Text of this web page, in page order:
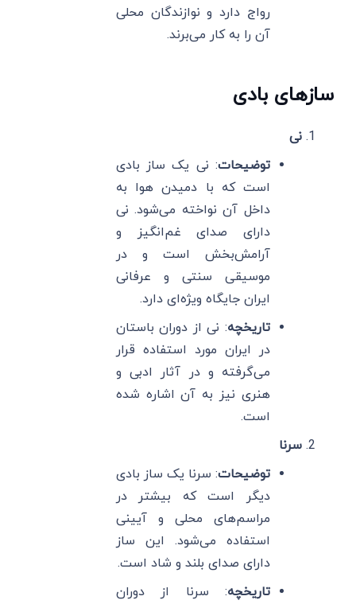
رواج دارد و نوازندگان محلی
آن را به کار می‌برند.
سازهای بادی
نی
توضیحات: نی یک ساز بادی
است که با دمیدن هوا به
داخل آن نواخته می‌شود. نی
دارای صدای غم‌انگیز و
آرامش‌بخش است و در
موسیقی سنتی و عرفانی
ایران جایگاه ویژه‌ای دارد.
تاریخچه: نی از دوران باستان
در ایران مورد استفاده قرار
می‌گرفته و در آثار ادبی و
هنری نیز به آن اشاره شده
است.
سرنا
توضیحات: سرنا یک ساز بادی
دیگر است که بیشتر در
مراسم‌های محلی و آیینی
استفاده می‌شود. این ساز
دارای صدای بلند و شاد است.
تاریخچه: سرنا از دوران